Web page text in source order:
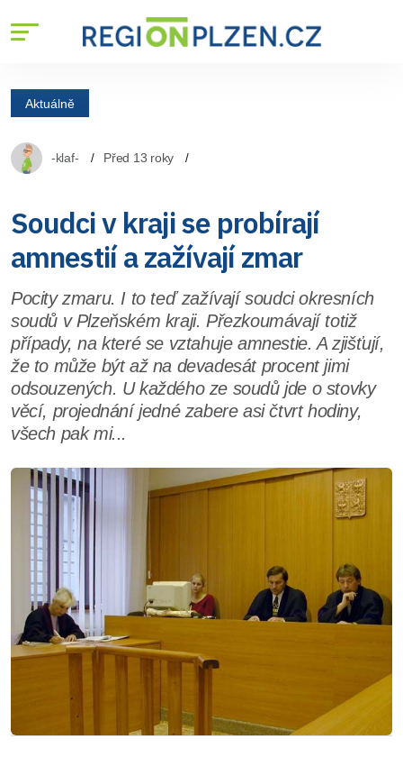
Aktuálně
-klaf- Před 13 roky
Soudci v kraji se probírají
amnestií a zažívají zmar
Pocity zmaru. I to teď zažívají soudci okresních
soudů v Plzeňském kraji. Přezkoumávají totiž
případy, na které se vztahuje amnestie. A zjišťují,
že to může být až na devadesát procent jimi
odsouzených. U každého ze soudů jde o stovky
věcí, projednání jedné zabere asi čtvrt hodiny,
všech pak mi...